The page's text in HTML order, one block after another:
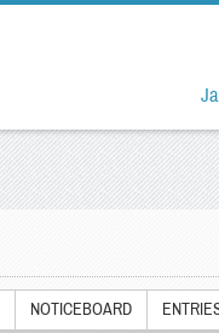
NOTICEBOARD